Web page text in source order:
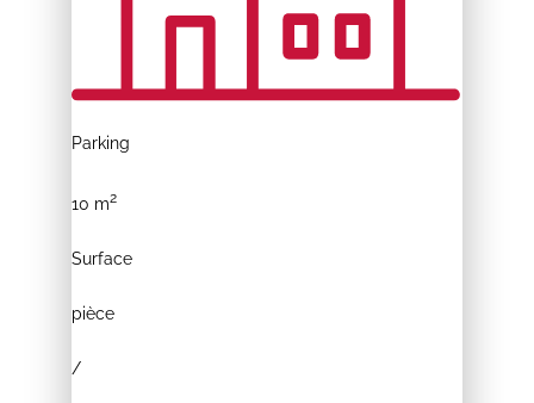
Parking
10 m2
Surface
pièce
/